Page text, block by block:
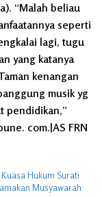
“Malah beliau
seperti
lagi, tugu
yang katanya
kenangan
musik yg
pendidikan,”
com.|AS FRN
Hukum Surati
Musyawarah